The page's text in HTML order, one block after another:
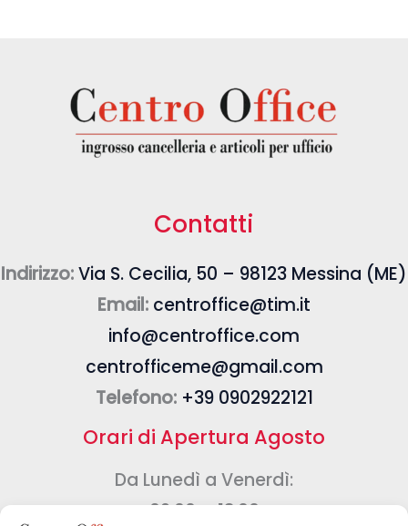
Contatti
Indirizzo:Via S. Cecilia, 50 – 98123 Messina (ME)
Email: centroffice@tim.it
info@centroffice.com
centrofficeme@gmail.com
Telefono: +39 0902922121
Orari di Apertura Agosto
Da Lunedì a Venerdì:
09:00 – 13:00